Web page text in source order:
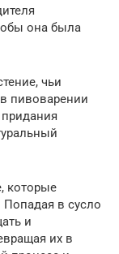
она была
чьи
пивоварении
которые
в сусло
и
их в